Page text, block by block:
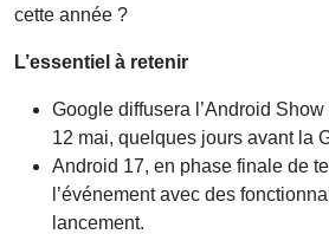
cette année ?
L’essentiel à retenir
Google diffusera l’Android
12 mai, quelques jours avant la
Android 17, en phase finale de
l’événement avec des
lancement.